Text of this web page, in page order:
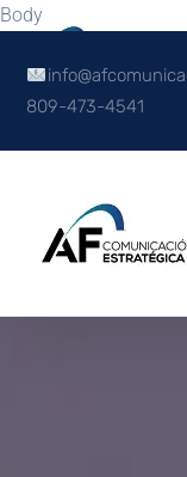
Body
809-473-4541